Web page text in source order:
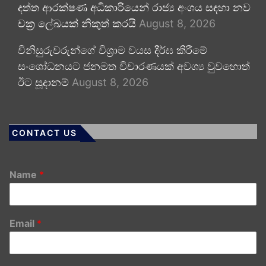
දත්ත ආරක්ෂණ අධිකාරියෙන් රාජ්‍ය අංශය සඳහා නව
චක්‍ර ලේඛයක් නිකුත් කරයි August 8, 2026
විනිසුරුවරුන්ගේ විශ්‍රාම වයස දීර්ඝ කිරීමේ
සංශෝධනයට ජනමත විචාරණයක් අවශ්‍ය වුවහොත්
ඊට සූදානම් August 8, 2026
CONTACT US
Name *
Email *